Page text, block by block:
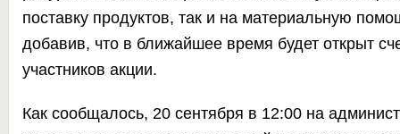
поставку продуктов, так и на материальную
добавив, что в ближайшее время будет открыт
участников акции.
Как сообщалось, 20 сентября в 12:00 на